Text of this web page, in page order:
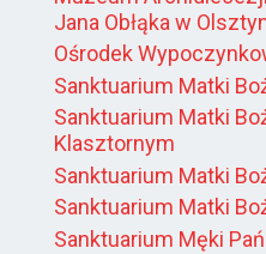
Jana Obłąka w
Ośrodek
Sanktuarium Matki
Sanktuarium Matki
Klasztornym
Sanktuarium Matki
Sanktuarium Matki
Sanktuarium Męki